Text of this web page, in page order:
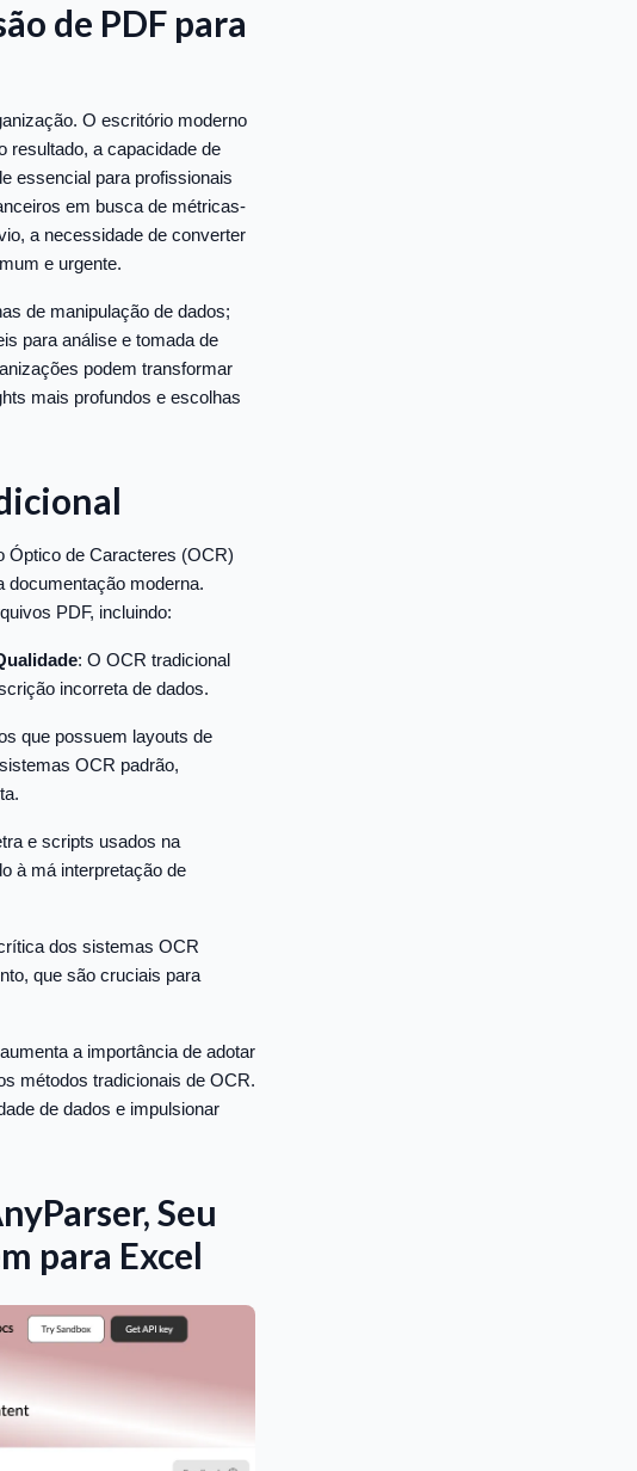
de PDF para
O escritório moderno
resultado, a capacidade de
essencial para profissionais
em busca de métricas-
a necessidade de converter
e urgente.
de manipulação de dados;
para análise e tomada de
podem transformar
mais profundos e escolhas
Óptico de Caracteres (OCR)
documentação moderna.
PDF, incluindo:
: O OCR tradicional
incorreta de dados.
que possuem layouts de
OCR padrão,
e scripts usados na
à má interpretação de
dos sistemas OCR
que são cruciais para
a importância de adotar
métodos tradicionais de OCR.
de dados e impulsionar
Seu
para Excel